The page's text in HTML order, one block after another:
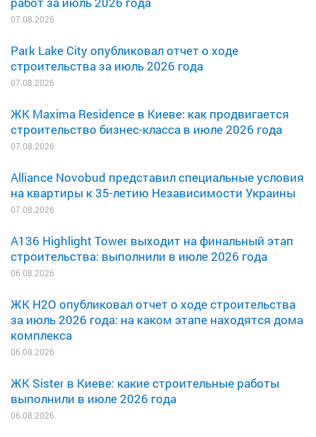
07.08.2026
Park Lake City опубликовал отчет о ходе
строительства за июль 2026 года
07.08.2026
ЖК Maxima Residence в Киеве: как продвигается
строительство бизнес-класса в июле 2026 года
07.08.2026
Alliance Novobud представил специальные условия
на квартиры к 35-летию Независимости Украины
07.08.2026
A136 Highlight Tower выходит на финальный этап
строительства: выполнили в июле 2026 года
06.08.2026
ЖК H2O опубликовал отчет о ходе строительства
за июль 2026 года: на каком этапе находятся дома
комплекса
06.08.2026
ЖК Sister в Киеве: какие строительные работы
выполнили в июле 2026 года
06.08.2026